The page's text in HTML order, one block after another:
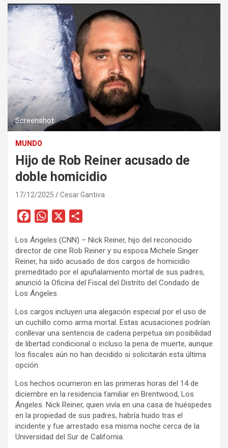
Screenshot
MUNDO
Hijo de Rob Reiner acusado de
doble homicidio
17/12/2025 Cesar Gantiva
c
e
b
o
o
k
W
a
t
s
A
p
p
m
p
a
r
r
Los Ángeles (CNN) – Nick Reiner, hijo del reconocido
director de cine Rob Reiner y su esposa Michele Singer
Reiner, ha sido acusado de dos cargos de homicidio
premeditado por el apuñalamiento mortal de sus padres,
anunció la Oficina del Fiscal del Distrito del Condado de
Los Ángeles.
Los cargos incluyen una alegación especial por el uso de
un cuchillo como arma mortal. Estas acusaciones podrían
conllevar una sentencia de cadena perpetua sin posibilidad
de libertad condicional o incluso la pena de muerte, aunque
los fiscales aún no han decidido si solicitarán esta última
opción.
Los hechos ocurrieron en las primeras horas del 14 de
diciembre en la residencia familiar en Brentwood, Los
Ángeles. Nick Reiner, quien vivía en una casa de huéspedes
en la propiedad de sus padres, habría huido tras el
incidente y fue arrestado esa misma noche cerca de la
Universidad del Sur de California.